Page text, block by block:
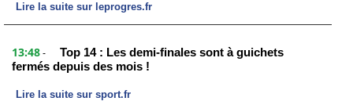
Lire la suite sur leprogres.fr
13:48 -
Top 14 : Les demi-finales sont à guichets
fermés depuis des mois !
Lire la suite sur sport.fr